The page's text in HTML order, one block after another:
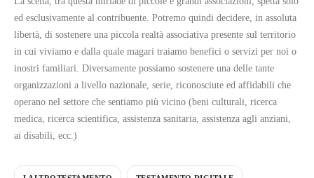
ed esclusivamente al contribuente. Potremo quindi decidere, in assoluta
libertà, di sostenere una piccola realtà associativa presente sul territorio
in cui viviamo e dalla quale magari traiamo benefici o servizi per noi o
inostri familiari. Diversamente possiamo sostenere una delle tante
organizzazioni a livello nazionale, serie, riconosciute ed affidabili che
operano nel settore che sentiamo più vicino (beni culturali, ricerca
medica, ricerca scientifica, assistenza sanitaria, assistenza agli anziani,
ai disabili, ecc.)